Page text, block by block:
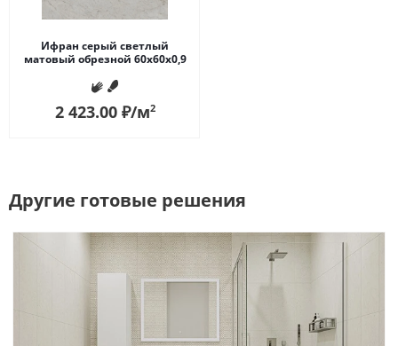
Ифран серый светлый
матовый обрезной 60x60x0,9
2 423.00₽/м2
Другие готовые решения